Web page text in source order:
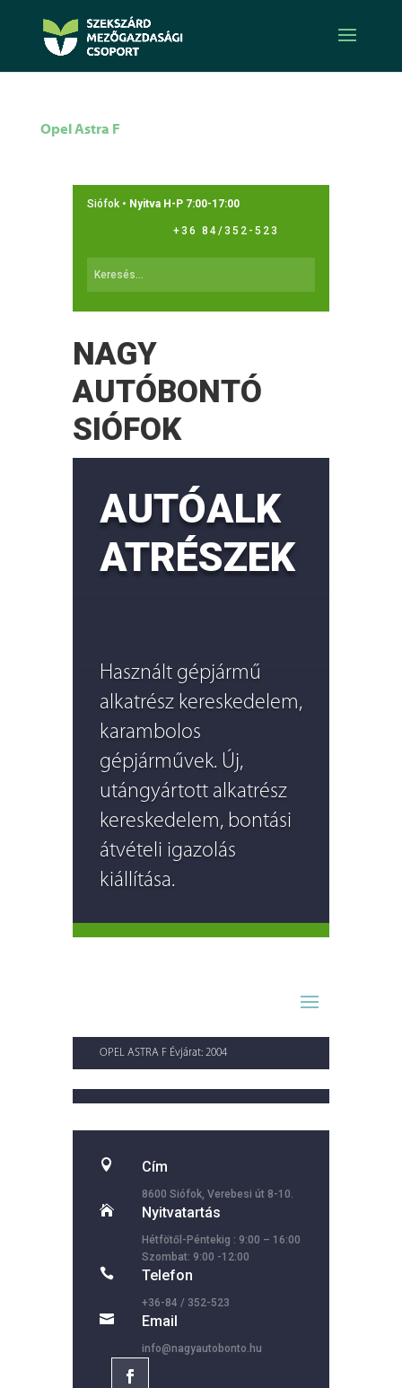
Opel Astra F
Siófok • Nyitva H-P 7:00-17:00
+36 84/352-523
NAGY
AUTÓBONTÓ
SIÓFOK
AUTÓALK
ATRÉSZEK
Használt gépjármű
alkatrész kereskedelem,
karambolos
gépjárművek. Új,
utángyártott alkatrész
kereskedelem, bontási
átvételi igazolás
kiállítása.
OPEL ASTRA F Évjárat: 2004
 Cím
8600 Siófok, Verebesi út 8-10.
 Nyitvatartás
Hétfötől-Péntekig : 9:00 – 16:00
Szombat: 9:00 -12:00
 Telefon
+36-84 / 352-523
 Email
info@nagyautobonto.hu